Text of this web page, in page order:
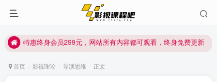
特惠终身会员299元，网站所有内容都可观看，终身免费更新
首页 影视理论 导演思维 正文